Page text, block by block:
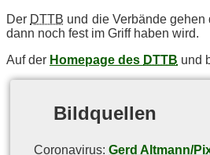
Der DTTB und die Ver­bän­de
dann noch fest im Griff ha­ben wird.
Auf der Homepage des DTTB und
Bild­quel­len
Co­ro­na­vi­rus: Gerd Altmann/